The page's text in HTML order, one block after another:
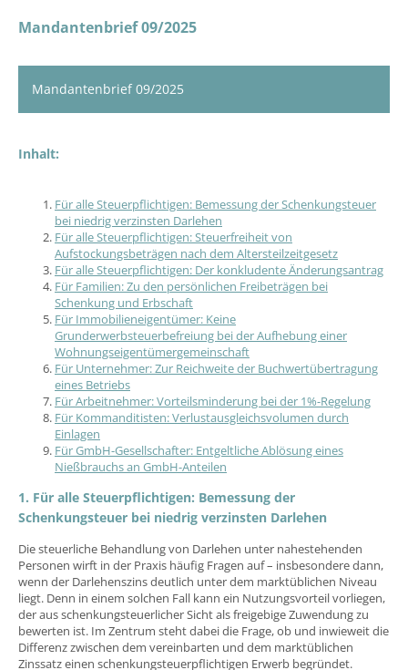
Mandantenbrief 09/2025
Mandantenbrief 09/2025
Inhalt:
Für alle Steuerpflichtigen: Bemessung der Schenkungsteuer
bei niedrig verzinsten Darlehen
Für alle Steuerpflichtigen: Steuerfreiheit von
Aufstockungsbeträgen nach dem Altersteilzeitgesetz
Für alle Steuerpflichtigen: Der konkludente Änderungsantrag
Für Familien: Zu den persönlichen Freibeträgen bei
Schenkung und Erbschaft
Für Immobilieneigentümer: Keine
Grunderwerbsteuerbefreiung bei der Aufhebung einer
Wohnungseigentümergemeinschaft
Für Unternehmer: Zur Reichweite der Buchwertübertragung
eines Betriebs
Für Arbeitnehmer: Vorteilsminderung bei der 1%-Regelung
Für Kommanditisten: Verlustausgleichsvolumen durch
Einlagen
Für GmbH-Gesellschafter: Entgeltliche Ablösung eines
Nießbrauchs an GmbH-Anteilen
1. Für alle Steuerpflichtigen: Bemessung der
Schenkungsteuer bei niedrig verzinsten Darlehen
Die steuerliche Behandlung von Darlehen unter nahestehenden
Personen wirft in der Praxis häufig Fragen auf – insbesondere dann,
wenn der Darlehenszins deutlich unter dem marktüblichen Niveau
liegt. Denn in einem solchen Fall kann ein Nutzungsvorteil vorliegen,
der aus schenkungsteuerlicher Sicht als freigebige Zuwendung zu
bewerten ist. Im Zentrum steht dabei die Frage, ob und inwieweit die
Differenz zwischen dem vereinbarten und dem marktüblichen
Zinssatz einen schenkungsteuerpflichtigen Erwerb begründet.